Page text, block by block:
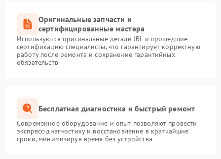
Оригинальные запчасти и
сертифицированные мастера
Используются оригинальные детали JBL и прошедшие
сертификацию специалисты, что гарантирует корректную
работу после ремонта и сохранение гарантийных
обязательств
Бесплатная диагностика и быстрый ремонт
Современное оборудование и опыт позволяют провести
экспресс-диагностику и восстановление в кратчайшие
сроки, минимизируя время без устройства